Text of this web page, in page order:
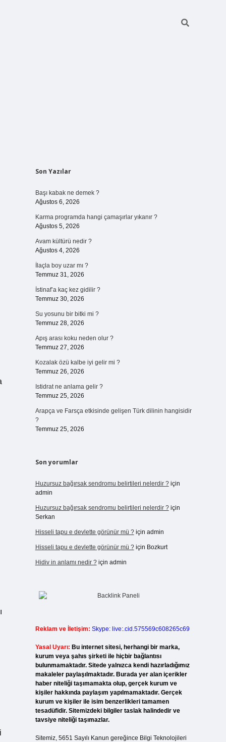
Sidebar
Son Yazılar
Başı kabak ne demek ?
Ağustos 6, 2026
Karma programda hangi çamaşırlar yıkanır ?
Ağustos 5, 2026
Avam kültürü nedir ?
Ağustos 4, 2026
İlaçla boy uzar mı ?
Temmuz 31, 2026
İstinaf’a kaç kez gidilir ?
Temmuz 30, 2026
Su yosunu bir bitki mi ?
Temmuz 28, 2026
Apış arası koku neden olur ?
Temmuz 27, 2026
Kozalak özü kalbe iyi gelir mi ?
Temmuz 26, 2026
Istidrat ne anlama gelir ?
Temmuz 25, 2026
Arapça ve Farsça etkisinde gelişen Türk dilinin hangisidir
?
Temmuz 25, 2026
Son yorumlar
Huzursuz bağırsak sendromu belirtileri nelerdir ?için
admin
Huzursuz bağırsak sendromu belirtileri nelerdir ?için
Serkan
Hisseli tapu e devlette görünür mü ?için admin
Hisseli tapu e devlette görünür mü ?için Bozkurt
Hidiv in anlamı nedir ?için admin
Reklam ve İletişim: Skype: live:.cid.575569c608265c69
Yasal Uyarı: Bu internet sitesi, herhangi bir marka,
kurum veya şahıs şirketi ile hiçbir bağlantısı
bulunmamaktadır. Sitede yalnızca kendi hazırladığımız
makaleler paylaşılmaktadır. Burada yer alan içerikler
haber niteliği taşımamakta olup, gerçek kurum ve
kişiler hakkında paylaşım yapılmamaktadır. Gerçek
kurum ve kişiler ile isim benzerlikleri tamamen
tesadüfidir. Sitemizdeki bilgiler taslak halindedir ve
tavsiye niteliği taşımazlar.
Sitemiz, 5651 Sayılı Kanun gereğince Bilgi Teknolojileri